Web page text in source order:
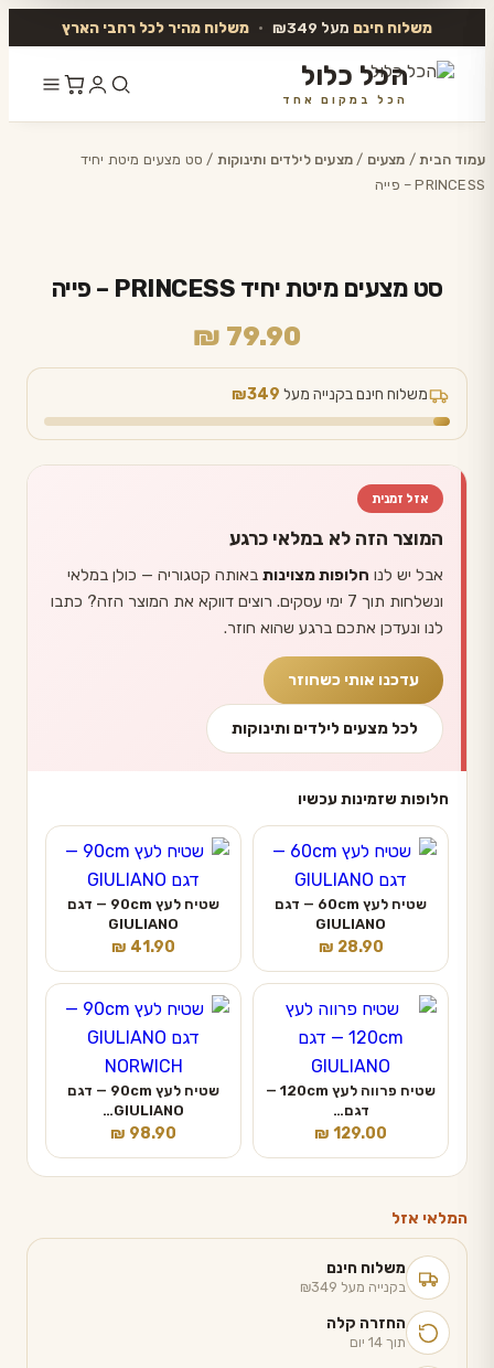
משלוח חינם מעל ₪349 • משלוח מהיר לכל רחבי הארץ
הכל כלול
הכל במקום אחד
לתוכן
עמוד הבית/ מצעים /מצעים לילדים ותינוקות / סט מצעים מיטת יחיד
PRINCESS – פייה
סט מצעים מיטת יחיד PRINCESS – פייה
₪ 79.90
משלוח חינם בקנייה מעל ₪349
אזל זמנית
המוצר הזה לא במלאי כרגע
אבל יש לנו חלופות מצוינות באותה קטגוריה — כולן במלאי
ונשלחות תוך 7 ימי עסקים. רוצים דווקא את המוצר הזה? כתבו
לנו ונעדכן אתכם ברגע שהוא חוזר.
עדכנו אותי כשחוזר
לכל מצעים לילדים ותינוקות
חלופות שזמינות עכשיו
שטיח לעץ 60cm — דגם
GIULIANO
₪ 28.90
שטיח לעץ 90cm — דגם
GIULIANO
₪ 41.90
שטיח פרווה לעץ 120cm —
דגם…
₪ 129.00
שטיח לעץ 90cm — דגם
GIULIANO…
₪ 98.90
המלאי אזל
משלוח חינם
בקנייה מעל ₪349
החזרה קלה
תוך 14 יום